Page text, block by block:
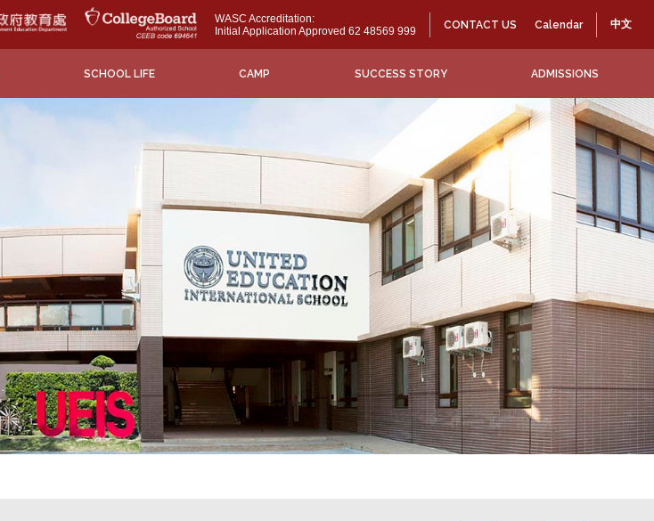
WASC Accreditation:
Initial Application Approved 62 48569 999
CONTACT US Calendar 中文
SCHOOL LIFE CAMP SUCCESS STORY ADMISSIONS